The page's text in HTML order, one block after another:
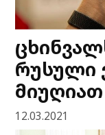
რუსული
მიუღიათ
12.03.2021